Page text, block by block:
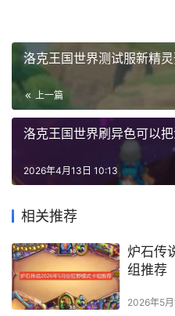
洛克王国世界测试服新精
上一篇
洛克王国世界刷异色可以
2026年4月13日 10:13
相关推荐
炉石传
组推荐
2026年5月